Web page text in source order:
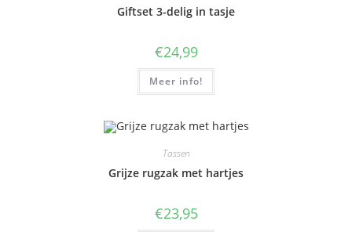
Giftset 3-delig in tasje
€24,99
Meer info!
Tassen
Grijze rugzak met hartjes
€23,95